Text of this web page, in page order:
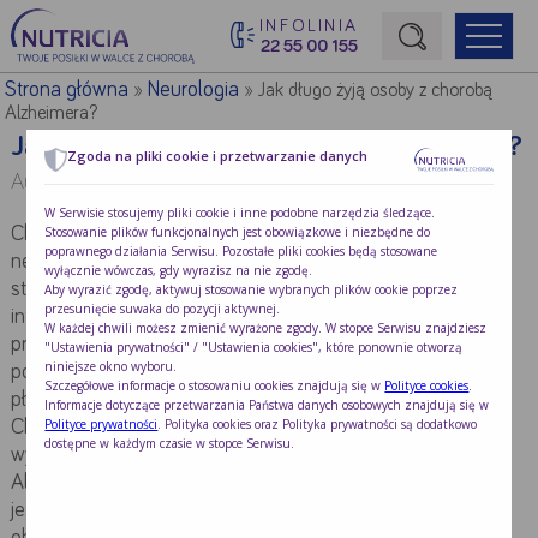
INFOLINIA
22 55 00 155
Początek treści głównej
Strona główna » Neurologia »Jak długo żyją osoby z chorobą
Alzheimera?
Jak długo żyją osoby z chorobą Alzheimera?
Autor:
Choroba Alzheimera to schorzenie o charakterze
neurodegeneracyjnym – prowadzi do powolnego zaniku
struktur mózgowych oraz zaburzeń w przekazywaniu
informacji między komórkami nerwowymi. Zmiany te
prowadzą do stopniowej utraty wyższych funkcji
poznawczych tj. pamięć i uczenie się, umiejętność liczenia,
płynność mowy czy orientacja wzrokowo-przestrzenna.
Chory stopniowo przestaje być samodzielny, a z czasem
wymaga stałej opieki. Ryzyko wystąpienia choroby
Alzheimera wzrasta z wiekiem. Najczęściej rozpoznawana
jest u osób po 65. roku życia i starszych, gdyż wówczas
Zgoda na pliki cookie i przetwarzanie danych
W Serwisie stosujemy pliki cookie i inne podobne narzędzia śledzące.
Stosowanie plików funkcjonalnych jest obowiązkowe i niezbędne do
poprawnego działania Serwisu. Pozostałe pliki cookies będą stosowane
wyłącznie wówczas, gdy wyrazisz na nie zgodę.
Aby wyrazić zgodę, aktywuj stosowanie wybranych plików cookie poprzez
przesunięcie suwaka do pozycji aktywnej.
W każdej chwili możesz zmienić wyrażone zgody. W stopce Serwisu znajdziesz
"Ustawienia prywatności" / "Ustawienia cookies", które ponownie otworzą
niniejsze okno wyboru.
Szczegółowe informacje o stosowaniu cookies znajdują się w Polityce cookies
Informacje dotyczące przetwarzania Państwa danych osobowych znajdują się w
Polityce prywatności . Polityka cookies oraz Polityka prywatności są dodatkowo
dostępne w każdym czasie w stopce Serwisu.